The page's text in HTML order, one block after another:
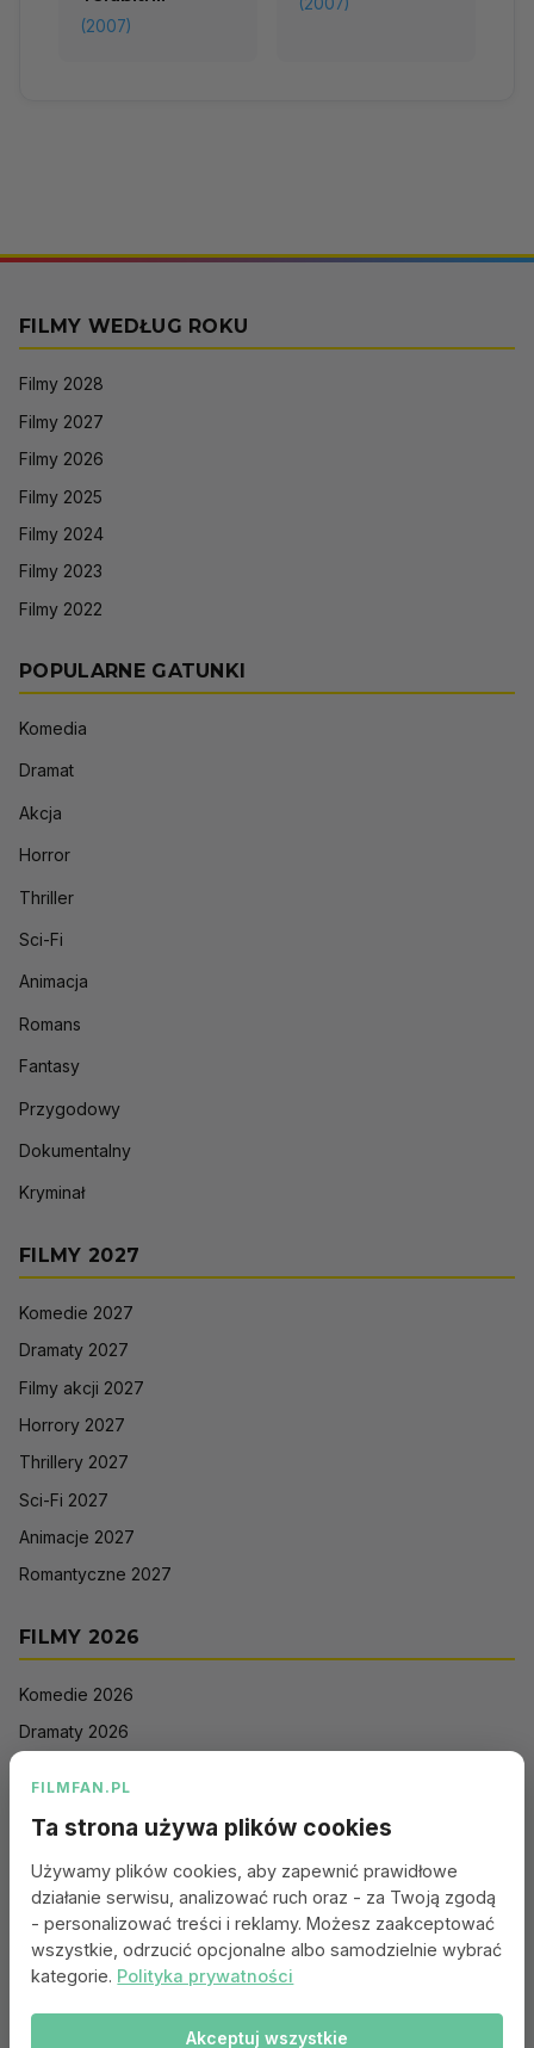
(2007)
FILMY WEDŁUG ROKU
Filmy 2028
Filmy 2027
Filmy 2026
Filmy 2025
Filmy 2024
Filmy 2023
Filmy 2022
POPULARNE GATUNKI
Komedia
Dramat
Akcja
Horror
Thriller
Sci-Fi
Animacja
Romans
Fantasy
Przygodowy
Dokumentalny
Kryminał
FILMY 2027
Komedie 2027
Dramaty 2027
Filmy akcji 2027
Horrory 2027
Thrillery 2027
Sci-Fi 2027
Animacje 2027
Romantyczne 2027
FILMY 2026
Komedie 2026
Dramaty 2026
Sci-Fi 2026
Animacje 2026
Romantyczne 2026
FILMFAN.PL
Ta strona używa plików cookies
Używamy plików cookies, aby zapewnić prawidłowe
działanie serwisu, analizować ruch oraz - za Twoją zgodą
- personalizować treści i reklamy. Możesz zaakceptować
wszystkie, odrzucić opcjonalne albo samodzielnie wybrać
kategorie. Polityka prywatności
Akceptuj wszystkie